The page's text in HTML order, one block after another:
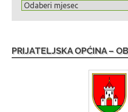
A
v
PRIJATELJSKA OPĆINA –